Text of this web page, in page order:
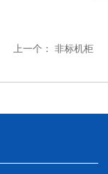
上一个： 非标机柜